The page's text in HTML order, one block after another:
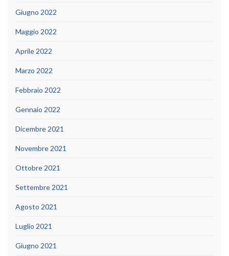
Giugno 2022
Maggio 2022
Aprile 2022
Marzo 2022
Febbraio 2022
Gennaio 2022
Dicembre 2021
Novembre 2021
Ottobre 2021
Settembre 2021
Agosto 2021
Luglio 2021
Giugno 2021